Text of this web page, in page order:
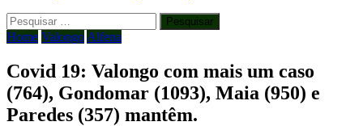
Pesquisar
por:
Home Valongo Alfena
Covid 19: Valongo com mais um caso
(764), Gondomar (1093), Maia (950) e
Paredes (357) mantêm.